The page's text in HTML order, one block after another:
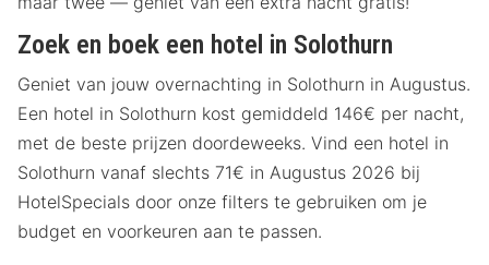
Zoek en boek een hotel in Solothurn
Geniet van jouw overnachting in Solothurn in Augustus.
Een hotel in Solothurn kost gemiddeld 146€ per nacht,
met de beste prijzen doordeweeks. Vind een hotel in
Solothurn vanaf slechts 71€ in Augustus 2026 bij
HotelSpecials door onze filters te gebruiken om je
budget en voorkeuren aan te passen.